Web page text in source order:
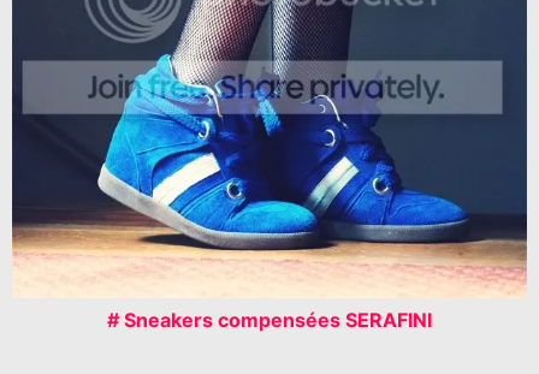
# Sneakers compensées SERAFINI